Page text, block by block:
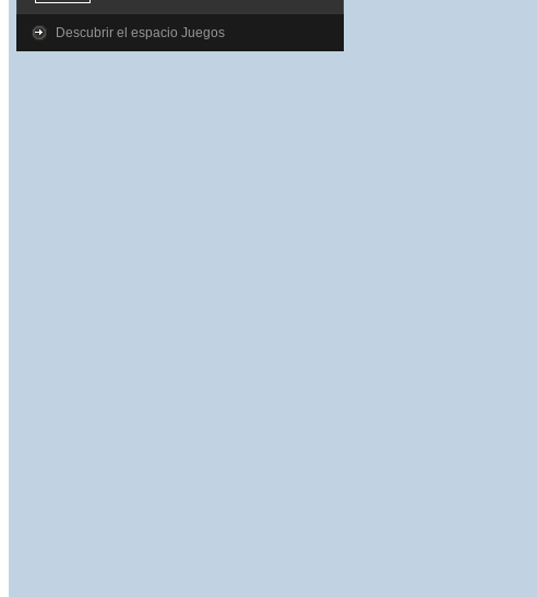
Descubrir el espacio Juegos